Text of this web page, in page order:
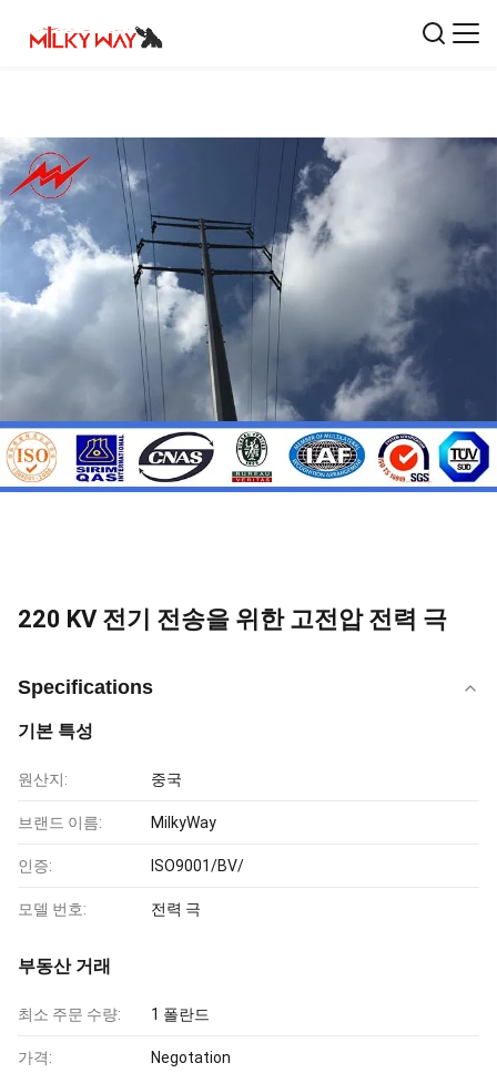
220 KV 전기 전송을 위한 고전압 전력 극
Specifications
기본 특성
원산지: 중국
브랜드 이름: MilkyWay
인증: ISO9001/BV/
모델 번호: 전력 극
부동산 거래
최소 주문 수량: 1 폴란드
가격: Negotation